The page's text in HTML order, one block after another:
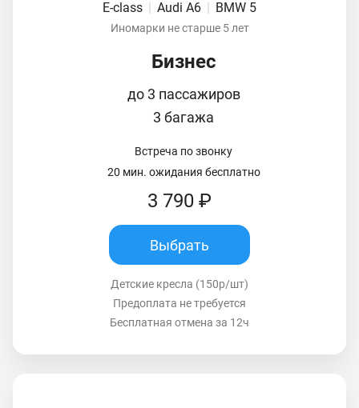
E-class | Audi A6 | BMW 5
Иномарки не старше 5 лет
Бизнес
до 3 пассажиров
3 багажа
Встреча по звонку
20 мин. ожидания бесплатно
3 790 ₽
Выбрать
Детские кресла (150р/шт)
Предоплата не требуется
Бесплатная отмена за 12ч